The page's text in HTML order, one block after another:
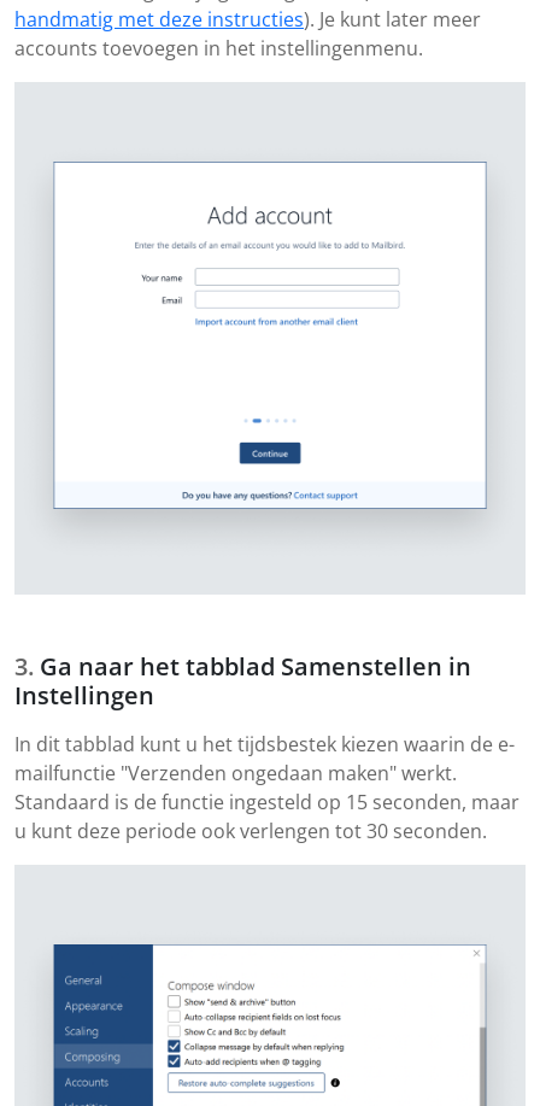
handmatig met deze instructies). Je kunt later meer
accounts toevoegen in het instellingenmenu.
Ga naar het tabblad Samenstellen in
Instellingen
In dit tabblad kunt u het tijdsbestek kiezen waarin de e-
mailfunctie "Verzenden ongedaan maken" werkt.
Standaard is de functie ingesteld op 15 seconden, maar
u kunt deze periode ook verlengen tot 30 seconden.